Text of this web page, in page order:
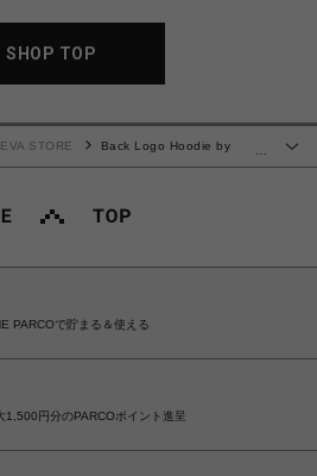
SHOP TOP
STORE
Back Logo Hoodie by
PARCOで貯まる＆使える
1,500円分のPARCOポイント進呈